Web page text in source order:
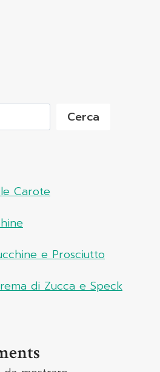
Cerca
Carote
e Prosciutto
di Zucca e Speck